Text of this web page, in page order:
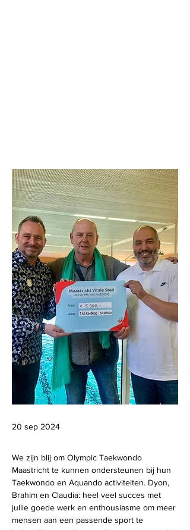
20 sep 2024
We zijn blij om Olympic Taekwondo
Maastricht te kunnen ondersteunen bij hun
Taekwondo en Aquando activiteiten. Dyon,
Brahim en Claudia: heel veel succes met
jullie goede werk en enthousiasme om meer
mensen aan een passende sport te